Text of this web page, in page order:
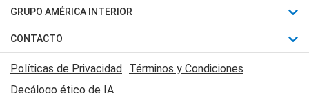
Judiciales
Economia
Motores
Trucos caseros
Series y Películas
Fútbol
Mundial
Automovilismo
Rugby
GRUPO AMÉRICA INTERIOR
Canal 7 en Vivo
CONTACTO
Acerca de Nosotros
Contactanos
Políticas de Privacidad
Términos y Condiciones
Decálogo ético de IA